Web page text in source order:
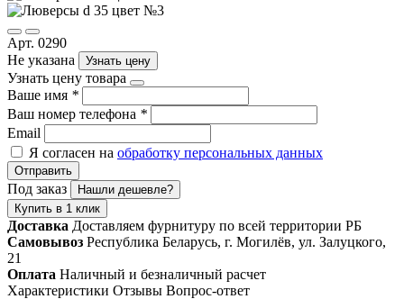
Арт. 0290
Не указана
Узнать цену
Узнать цену товара
Ваше имя *
Ваш номер телефона *
Email
Я согласен на обработку персональных данных
Отправить
Под заказ
Нашли дешевле?
Купить в 1 клик
Доставка Доставляем фурнитуру по всей территории РБ
Самовывоз Республика Беларусь, г. Могилёв, ул. Залуцкого,
21
Оплата Наличный и безналичный расчет
Характеристики Отзывы Вопрос-ответ